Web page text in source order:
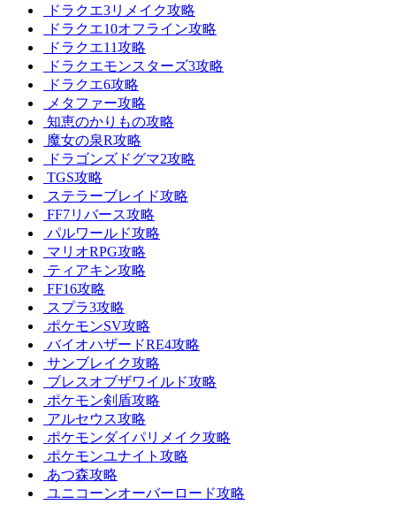
ドラクエ3リメイク攻略
ドラクエ10オフライン攻略
ドラクエ11攻略
ドラクエモンスターズ3攻略
ドラクエ6攻略
メタファー攻略
知恵のかりもの攻略
魔女の泉R攻略
ドラゴンズドグマ2攻略
TGS攻略
ステラーブレイド攻略
FF7リバース攻略
パルワールド攻略
マリオRPG攻略
ティアキン攻略
FF16攻略
スプラ3攻略
ポケモンSV攻略
バイオハザードRE4攻略
サンブレイク攻略
ブレスオブザワイルド攻略
ポケモン剣盾攻略
アルセウス攻略
ポケモンダイパリメイク攻略
ポケモンユナイト攻略
あつ森攻略
ユニコーンオーバーロード攻略